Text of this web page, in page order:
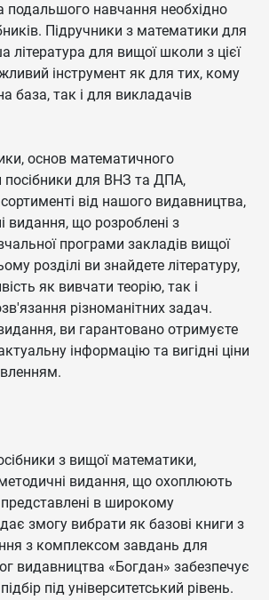
подальшого навчання необхідно
Підручники з математики для
література для вищої школи з цієї
інструмент як для тих, кому
база, так і для викладачів
основ математичного
для ВНЗ та ДПА,
від нашого видавництва,
видання, що розроблені з
програми закладів вищої
розділі ви знайдете літературу,
як вивчати теорію, так і
різноманітних задач.
ви гарантовано отримуєте
інформацію та вигідні ціни
з вищої математики,
видання, що охоплюють
представлені в широкому
змогу вибрати як базові книги з
з комплексом завдань для
видавництва «Богдан» забезпечує
під університетський рівень.